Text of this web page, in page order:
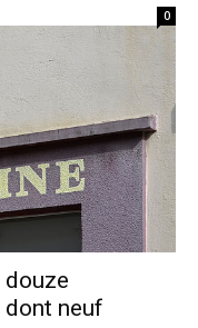
0
douze
dont neuf